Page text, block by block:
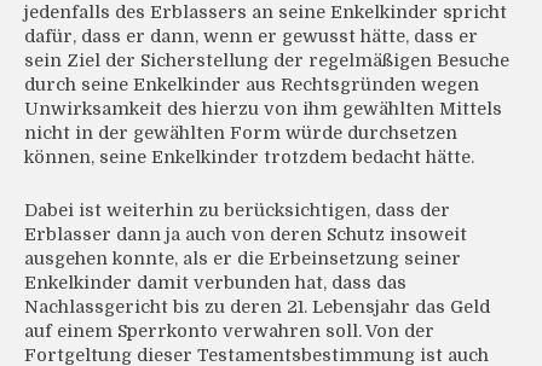
jedenfalls des Erblassers an seine Enkelkinder spricht
dafür, dass er dann, wenn er gewusst hätte, dass er
sein Ziel der Sicherstellung der regelmäßigen Besuche
durch seine Enkelkinder aus Rechtsgründen wegen
Unwirksamkeit des hierzu von ihm gewählten Mittels
nicht in der gewählten Form würde durchsetzen
können, seine Enkelkinder trotzdem bedacht hätte.
Dabei ist weiterhin zu berücksichtigen, dass der
Erblasser dann ja auch von deren Schutz insoweit
ausgehen konnte, als er die Erbeinsetzung seiner
Enkelkinder damit verbunden hat, dass das
Nachlassgericht bis zu deren 21. Lebensjahr das Geld
auf einem Sperrkonto verwahren soll. Von der
Fortgeltung dieser Testamentsbestimmung ist auch